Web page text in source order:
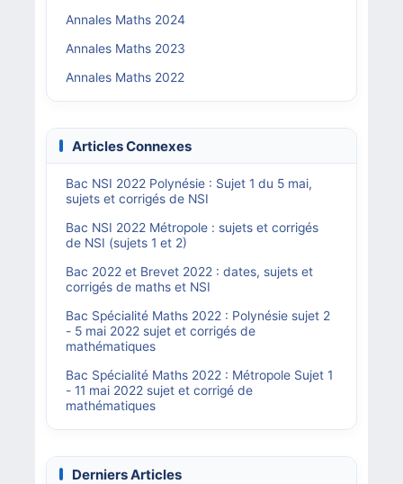
Annales Maths 2024
Annales Maths 2023
Annales Maths 2022
Articles Connexes
Bac NSI 2022 Polynésie : Sujet 1 du 5 mai,
sujets et corrigés de NSI
Bac NSI 2022 Métropole : sujets et corrigés
de NSI (sujets 1 et 2)
Bac 2022 et Brevet 2022 : dates, sujets et
corrigés de maths et NSI
Bac Spécialité Maths 2022 : Polynésie sujet 2
- 5 mai 2022 sujet et corrigés de
mathématiques
Bac Spécialité Maths 2022 : Métropole Sujet 1
- 11 mai 2022 sujet et corrigé de
mathématiques
Derniers Articles